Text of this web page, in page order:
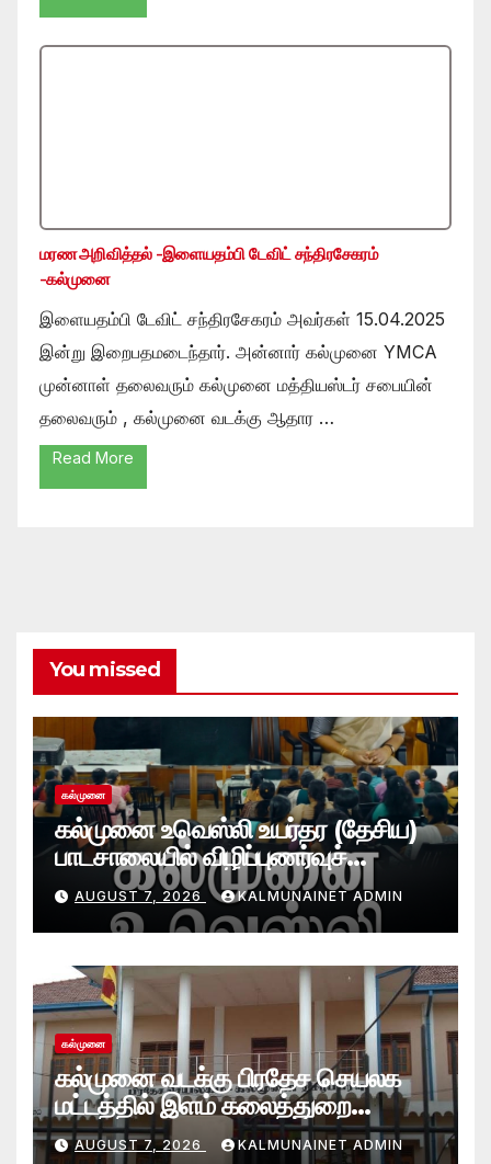
மரண அறிவித்தல் -இளையதம்பி டேவிட் சந்திரசேகரம்
-கல்முனை
இளையதம்பி டேவிட் சந்திரசேகரம் அவர்கள் 15.04.2025
இன்று இறைபதமடைந்தார். அன்னார் கல்முனை YMCA
முன்னாள் தலைவரும் கல்முனை மத்தியஸ்டர் சபையின்
தலைவரும் , கல்முனை வடக்கு ஆதார …
Read More
You missed
கல்முனை
கல்முனை உவெஸ்லி உயர்தர (தேசிய)
பாடசாலையில் விழிப்புணர்வுச்
செயலமர்வு
AUGUST 7, 2026 KALMUNAINET ADMIN
கல்முனை
கல்முனை வடக்கு பிரதேச செயலக
மட்டத்தில் இளம் கலைத்துறை
சாதனையாளர்களை உருவாக்கும்
AUGUST 7, 2026 KALMUNAINET ADMIN